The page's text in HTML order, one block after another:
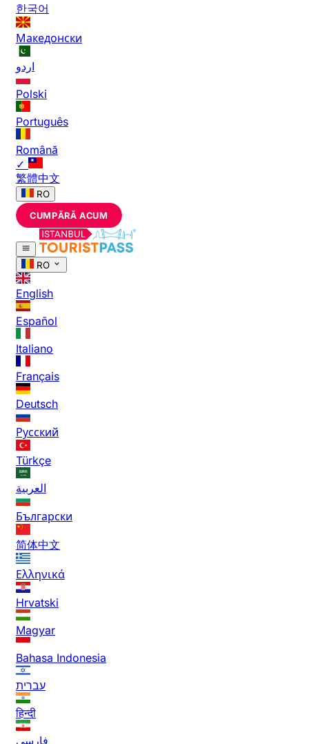
한국어
Македонски
اردو
Polski
Português
Română
✓
繁體中文
RO
CUMPĂRĂ ACUM
RO
English
Español
Italiano
Français
Deutsch
Русский
Türkçe
العربية
Български
简体中文
Ελληνικά
Hrvatski
Magyar
Bahasa Indonesia
עברית
हिन्दी
فارسی